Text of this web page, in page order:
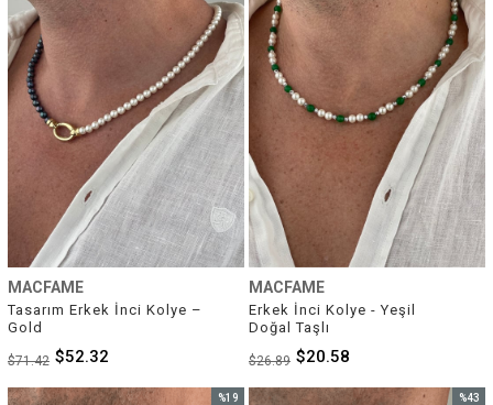
MACFAME
Tasarım Erkek İnci Kolye –
Gold
$52.32
$71.42
MACFAME
Erkek İnci Kolye - Yeşil
Doğal Taşlı
$20.58
$26.89
%19
%43